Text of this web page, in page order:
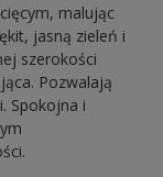
malując
jasną zieleń i
szerokości
Pozwalają
Spokojna i